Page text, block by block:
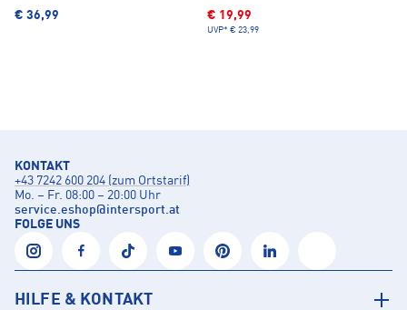
€ 36,99 € 19,99
UVP* € 23,99
KONTAKT
+43 7242 600 204 (zum Ortstarif)
Mo. – Fr. 08:00 – 20:00 Uhr
service.eshop@intersport.at
FOLGE UNS
HILFE & KONTAKT